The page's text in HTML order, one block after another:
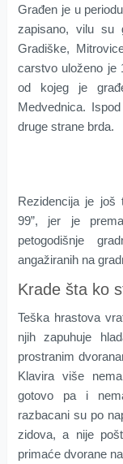
Građen je u
zapisano, vilu su
Gradiške,
carstvo uloženo je
od kojeg je
Medvednica.
druge strane brda.
Rezidencija je još
99”, jer je
petogodišnje
angažiranih na
Krade šta ko
Teška hrastova
njih zapuhuje
prostranim
Klavira više
gotovo pa i
razbacani su po
zidova, a nije
primaće dvorane